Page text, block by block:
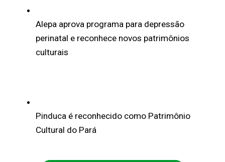
Alepa aprova programa para depressão
perinatal e reconhece novos patrimônios
culturais
Pinduca é reconhecido como Patrimônio
Cultural do Pará